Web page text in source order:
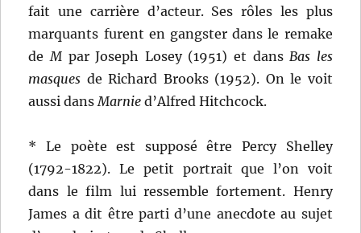
fait une carrière d’acteur. Ses rôles les plus
marquants furent en gangster dans le remake
deMpar Joseph Losey (1951) et dansBas les
masques de Richard Brooks (1952). On le voit
aussi dansMarnie d’Alfred Hitchcock.
* Le poète est supposé être Percy Shelley
(1792-1822). Le petit portrait que l’on voit
dans le film lui ressemble fortement. Henry
James a dit être parti d’une anecdote au sujet